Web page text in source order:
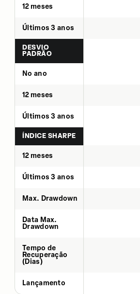
12 meses
Últimos 3 anos
DESVIO
PADRÃO
No ano
12 meses
Últimos 3 anos
ÍNDICE SHARPE
12 meses
Últimos 3 anos
Max. Drawdown
Data Max.
Drawdown
Tempo de
Recuperação
(Dias)
Lançamento